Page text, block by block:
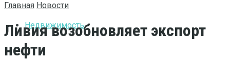
Недвижимость
Главная Новости
Ливия возобновляет экспорт
нефти